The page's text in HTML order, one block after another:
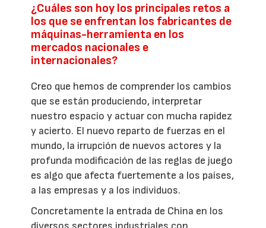
¿Cuáles son hoy los principales retos a
los que se enfrentan los fabricantes de
máquinas-herramienta en los
mercados nacionales e
internacionales?
Creo que hemos de comprender los cambios
que se están produciendo, interpretar
nuestro espacio y actuar con mucha rapidez
y acierto. El nuevo reparto de fuerzas en el
mundo, la irrupción de nuevos actores y la
profunda modificación de las reglas de juego
es algo que afecta fuertemente a los países,
a las empresas y a los individuos.
Concretamente la entrada de China en los